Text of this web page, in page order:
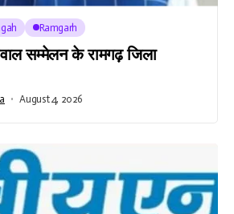
Ramgarh
सम्मेलन के रामगढ़ जिला
August 4, 2026